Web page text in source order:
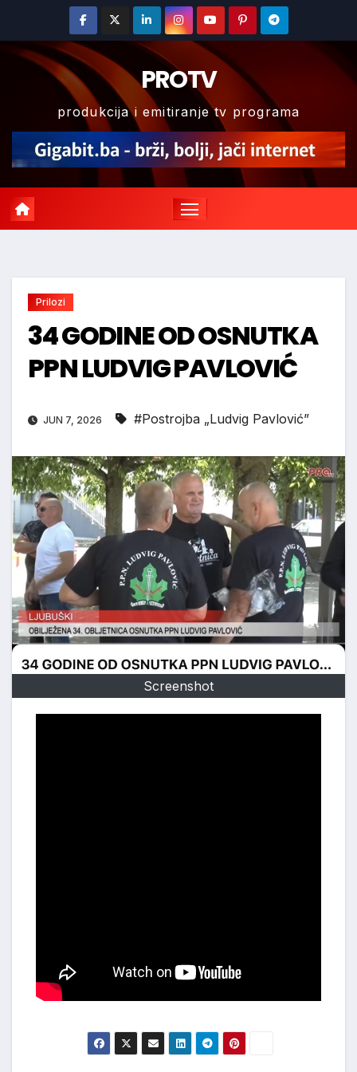
content
PROTV
produkcija i emitiranje tv programa
Prilozi
34 GODINE OD OSNUTKA
PPN LUDVIG PAVLOVIĆ
JUN 7, 2026 #Postrojba „Ludvig Pavlović”
Screenshot